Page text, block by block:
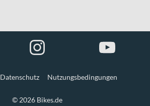
© 2026 Bikes.de
Datenschutz Nutzungsbedingungen